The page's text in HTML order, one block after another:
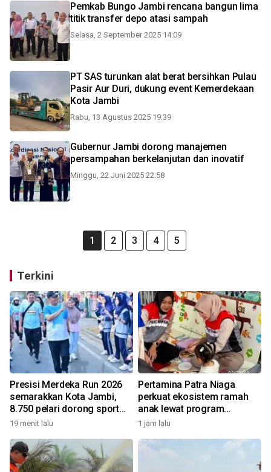
Pemkab Bungo Jambi rencana bangun lima
titik transfer depo atasi sampah
Selasa, 2 September 2025 14:09
PT SAS turunkan alat berat bersihkan Pulau
Pasir Aur Duri, dukung event Kemerdekaan
Kota Jambi
Rabu, 13 Agustus 2025 19:39
Gubernur Jambi dorong manajemen
persampahan berkelanjutan dan inovatif
Minggu, 22 Juni 2025 22:58
1 2 3 4 5
Terkini
Presisi Merdeka Run 2026
semarakkan Kota Jambi,
8.750 pelari dorong sport
tourism dan ekonomi
19 menit lalu
Pertamina Patra Niaga
perkuat ekosistem ramah
anak lewat program
'Tamasya'
1 jam lalu